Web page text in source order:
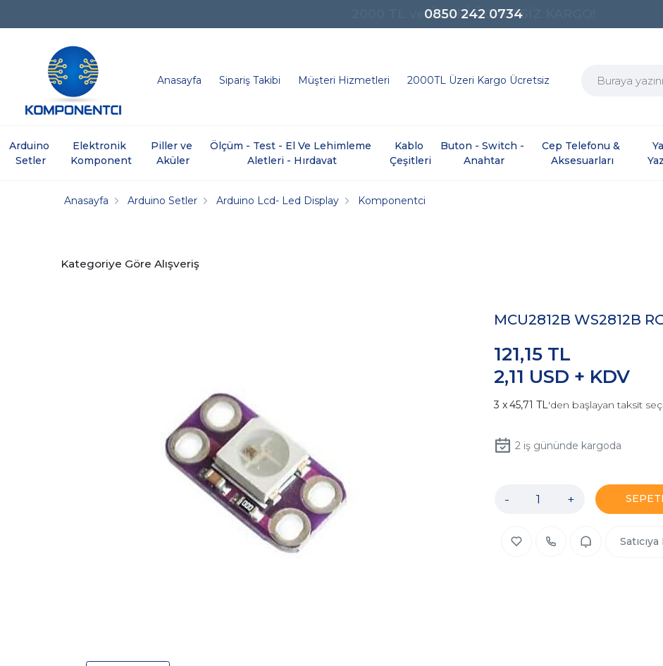
0850 242 0734
Anasayfa Sipariş Takibi Müşteri Hizmetleri 2000TL Üzeri Kargo Ücretsiz
Arduino
Setler
Elektronik
Komponent
Piller ve
Aküler
Ölçüm - Test - El Ve Lehimleme
Aletleri - Hırdavat
Kablo
Çeşitleri
Buton - Switch -
Anahtar
Cep Telefonu &
Aksesuarları
Anasayfa Arduino Setler Arduino Lcd- Led Display Komponentci
Kategoriye Göre Alışveriş
MCU2812B WS2812B
2,11 USD + KDV
121,15 TL
45,71 TL'den başlayan taksit
2iş gününde kargoda
- +
Satıcıya